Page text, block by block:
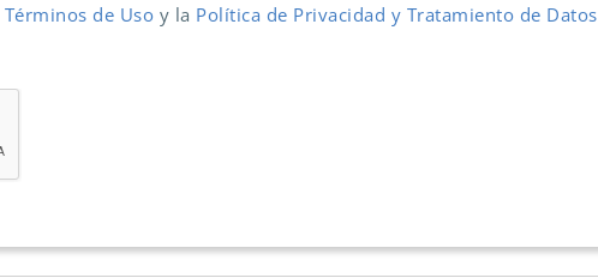
Términos de Uso y la Política de Privacidad y Tratamiento de Datos